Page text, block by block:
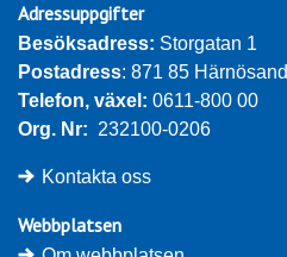
Adressuppgifter
Besöksadress: Storgatan 1
Postadress: 871 85 Härnösand
Telefon, växel: 0611-800 00
Org. Nr: 232100-0206
Kontakta oss
Webbplatsen